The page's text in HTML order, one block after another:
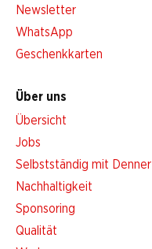
Newsletter
WhatsApp
Geschenkkarten
Über uns
Übersicht
Jobs
Selbstständig mit Denner
Nachhaltigkeit
Sponsoring
Qualität